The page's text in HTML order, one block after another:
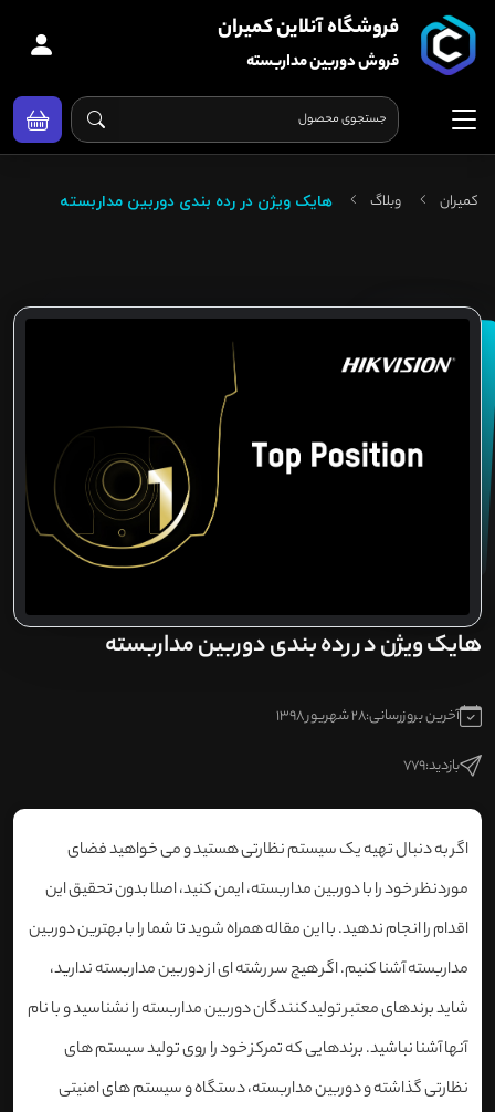
فروشگاه آنلاین کمیران
فروش دوربین مداربسته
کمیران وبلاگ هایک ویژن در رده بندی دوربین مداربسته
هایک ویژن در رده بندی دوربین مداربسته
آخرین بروزرسانی:28 شهریور 1398
بازدید:779
اگر به دنبال تهیه یک سیستم نظارتی هستید و می خواهید فضای
موردنظر خود را با دوربین مداربسته، ایمن کنید، اصلا بدون تحقیق این
اقدام را انجام ندهید. با این مقاله همراه شوید تا شما را با بهترین دوربین
مداربسته آشنا کنیم. اگر هیچ سر رشته ای از دوربین مداربسته ندارید،
شاید برندهای معتبر تولیدکنندگان دوربین مداربسته را نشناسید و با نام
آنها آشنا نباشید. برندهایی که تمرکز خود را روی تولید سیستم های
نظارتی گذاشته و دوربین مداربسته، دستگاه و سیستم های امنیتی